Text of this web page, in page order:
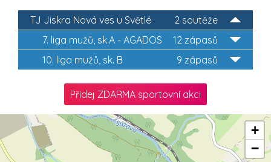
2 soutěže
TJ Jiskra Nová ves u Světlé
12 zápasů
7. liga mužů, sk.A - AGADOS
9 zápasů
10. liga mužů, sk. B
Přidej ZDARMA sportovní akci
+
−